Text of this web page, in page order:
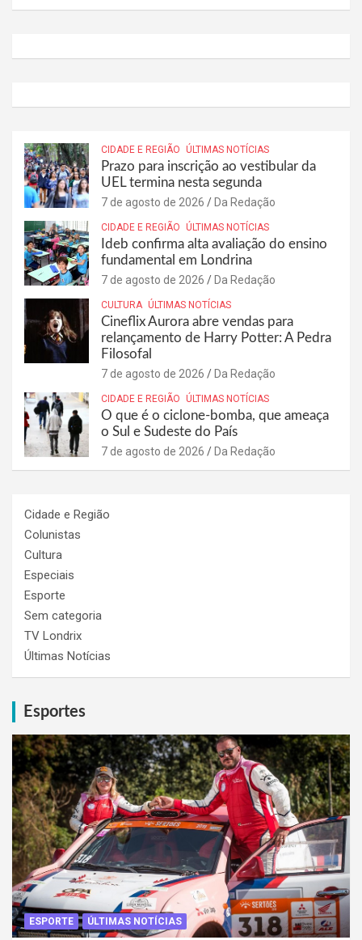
CIDADE E REGIÃO ÚLTIMAS NOTÍCIAS
Prazo para inscrição ao vestibular da
UEL termina nesta segunda
7 de agosto de 2026 Da Redação
CIDADE E REGIÃO ÚLTIMAS NOTÍCIAS
Ideb confirma alta avaliação do ensino
fundamental em Londrina
7 de agosto de 2026 Da Redação
CULTURA ÚLTIMAS NOTÍCIAS
Cineflix Aurora abre vendas para
relançamento de Harry Potter: A Pedra
Filosofal
7 de agosto de 2026 Da Redação
CIDADE E REGIÃO ÚLTIMAS NOTÍCIAS
O que é o ciclone-bomba, que ameaça
o Sul e Sudeste do País
7 de agosto de 2026 Da Redação
Cidade e Região
Colunistas
Cultura
Especiais
Esporte
Sem categoria
TV Londrix
Últimas Notícias
Esportes
ESPORTE ÚLTIMAS NOTÍCIAS